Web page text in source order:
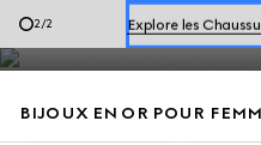
2/2 Explore les
Explorer les
Bijoux en Or
BIJOUX EN OR POUR